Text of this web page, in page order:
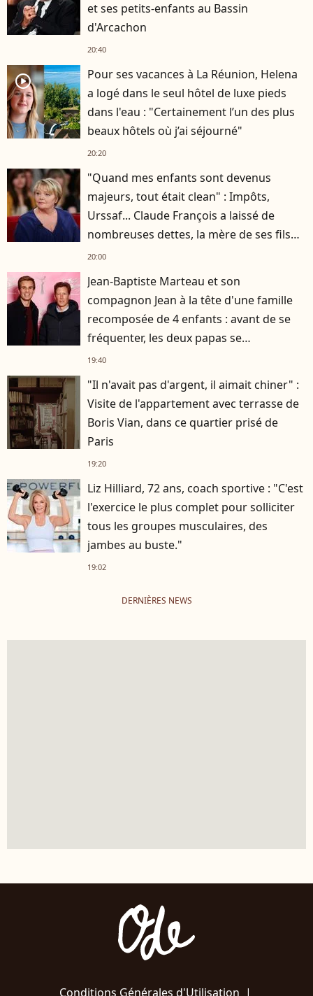
et ses petits-enfants au Bassin
d'Arcachon
20:40
player2
Pour ses vacances à La Réunion, Helena
a logé dans le seul hôtel de luxe pieds
dans l'eau : "Certainement l’un des plus
beaux hôtels où j’ai séjourné"
20:20
"Quand mes enfants sont devenus
majeurs, tout était clean" : Impôts,
Urssaf... Claude François a laissé de
nombreuses dettes, la mère de ses fils
s'est occupée de tout
20:00
Jean-Baptiste Marteau et son
compagnon Jean à la tête d'une famille
recomposée de 4 enfants : avant de se
fréquenter, les deux papas se
connaissaient depuis des années
19:40
"Il n'avait pas d'argent, il aimait chiner" :
Visite de l'appartement avec terrasse de
Boris Vian, dans ce quartier prisé de
Paris
19:20
Liz Hilliard, 72 ans, coach sportive : "C'est
l'exercice le plus complet pour solliciter
tous les groupes musculaires, des
jambes au buste."
19:02
DERNIÈRES NEWS
Conditions Générales d'Utilisation |